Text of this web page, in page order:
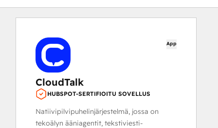
App
CloudTalk
HUBSPOT-SERTIFIOITU SOVELLUS
Natiivipilvipuhelinjärjestelmä, jossa on
tekoälyn ääniagentit, tekstiviesti-